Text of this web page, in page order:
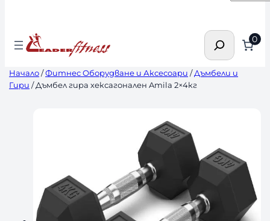
Търсене 0
Начало/Фитнес Оборудване и Аксесоари /Дъмбели и
Гири / Дъмбел гира хексагонален Amila 2×4кг